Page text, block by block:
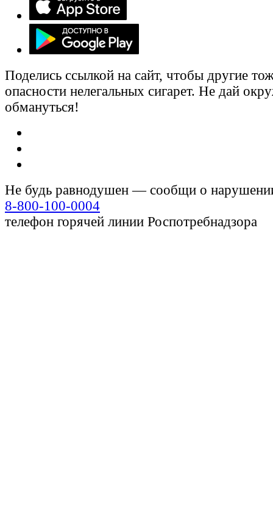
Поделись ссылкой на сайт, чтобы другие
опасности нелегальных сигарет. Не дай
обмануться!
Не будь равнодушен — сообщи о
8-800-100-0004
телефон горячей линии Роспотребнадзора